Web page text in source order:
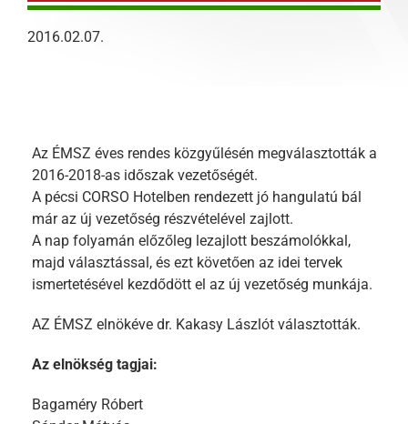
2016.02.07.
Az ÉMSZ éves rendes közgyűlésén megválasztották a
2016-2018-as időszak vezetőségét.
A pécsi CORSO Hotelben rendezett jó hangulatú bál
már az új vezetőség részvételével zajlott.
A nap folyamán előzőleg lezajlott beszámolókkal,
majd választással, és ezt követően az idei tervek
ismertetésével kezdődött el az új vezetőség munkája.
AZ ÉMSZ elnökéve dr. Kakasy Lászlót választották.
Az elnökség tagjai:
Bagaméry Róbert